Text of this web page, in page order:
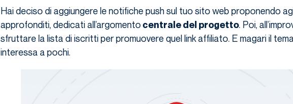
Hai deciso di aggiungere le notifiche push sul tuo sito web proponendo
approfonditi, dedicati all’argomento centrale del progetto. Poi,
sfruttare la lista di iscritti per promuovere quel link affiliato. E magari il
interessa a pochi.